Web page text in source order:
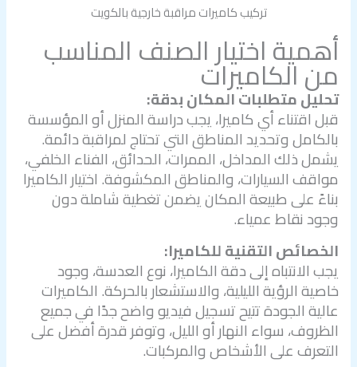
تركيب كاميرات مراقبة خارجية بالكويت
أهمية اختيار الصنف المناسب
من الكاميرات
تحليل متطلبات المكان بدقة:
قبل اقتناء أي كاميرا، يجب دراسة المنزل أو المؤسسة
بالكامل وتحديد المناطق التي تحتاج لمراقبة دائمة.
يشمل ذلك المداخل، الممرات، الحدائق، الفناء الخلفي،
مواقف السيارات، والمناطق المكشوفة. اختيار الكاميرا
بناءً على طبيعة المكان يضمن تغطية شاملة دون
وجود نقاط عمياء.
الخصائص التقنية للكاميرا:
يجب الانتباه إلى دقة الكاميرا، نوع العدسة، وجود
خاصية الرؤية الليلية، والاستشعار بالحركة. الكاميرات
عالية الجودة تتيح تسجيل فيديو واضح جدًا في جميع
الظروف، سواء النهار أو الليل، وتوفر قدرة أفضل على
التعرف على الأشخاص والمركبات.